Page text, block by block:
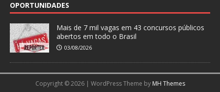
OPORTUNIDADES
Mais de 7 mil vagas em 43 concursos públicos
abertos em todo o Brasil
03/08/2026
Copyright © 2026 | WordPress Theme by MH Themes